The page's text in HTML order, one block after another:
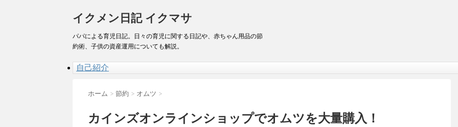
イクメン日記 イクマサ
パパによる育児日記。日々の育児に関する日記や、赤ちゃん用品の節
約術、子供の資産運用についても解説。
自己紹介
ホーム > 節約 > オムツ >
カインズオンラインショップでオムツを大量購入！